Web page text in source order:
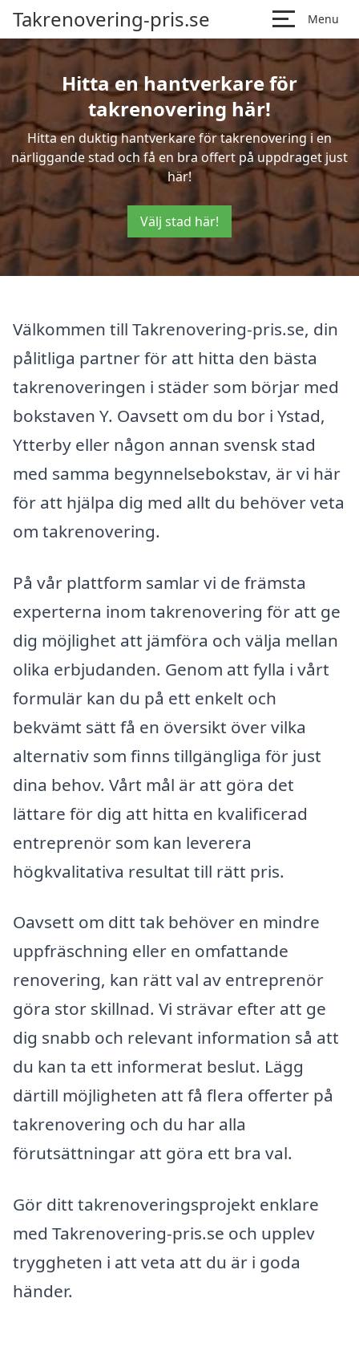
Takrenovering-pris.se Menu
Hitta en hantverkare för
takrenovering här!
Hitta en duktig hantverkare för takrenovering i en
närliggande stad och få en bra offert på uppdraget just
här!
Välj stad här!
Välkommen till Takrenovering-pris.se, din
pålitliga partner för att hitta den bästa
takrenoveringen i städer som börjar med
bokstaven Y. Oavsett om du bor i Ystad,
Ytterby eller någon annan svensk stad
med samma begynnelsebokstav, är vi här
för att hjälpa dig med allt du behöver veta
om takrenovering.
På vår plattform samlar vi de främsta
experterna inom takrenovering för att ge
dig möjlighet att jämföra och välja mellan
olika erbjudanden. Genom att fylla i vårt
formulär kan du på ett enkelt och
bekvämt sätt få en översikt över vilka
alternativ som finns tillgängliga för just
dina behov. Vårt mål är att göra det
lättare för dig att hitta en kvalificerad
entreprenör som kan leverera
högkvalitativa resultat till rätt pris.
Oavsett om ditt tak behöver en mindre
uppfräschning eller en omfattande
renovering, kan rätt val av entreprenör
göra stor skillnad. Vi strävar efter att ge
dig snabb och relevant information så att
du kan ta ett informerat beslut. Lägg
därtill möjligheten att få flera offerter på
takrenovering och du har alla
förutsättningar att göra ett bra val.
Gör ditt takrenoveringsprojekt enklare
med Takrenovering-pris.se och upplev
tryggheten i att veta att du är i goda
händer.